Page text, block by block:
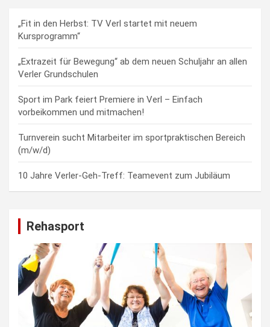
„Fit in den Herbst: TV Verl startet mit neuem
Kursprogramm“
„Extrazeit für Bewegung“ ab dem neuen Schuljahr an allen
Verler Grundschulen
Sport im Park feiert Premiere in Verl – Einfach
vorbeikommen und mitmachen!
Turnverein sucht Mitarbeiter im sportpraktischen Bereich
(m/w/d)
10 Jahre Verler-Geh-Treff: Teamevent zum Jubiläum
Rehasport